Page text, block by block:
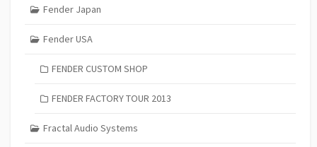
Fender Japan
Fender USA
FENDER CUSTOM SHOP
FENDER FACTORY TOUR 2013
Fractal Audio Systems